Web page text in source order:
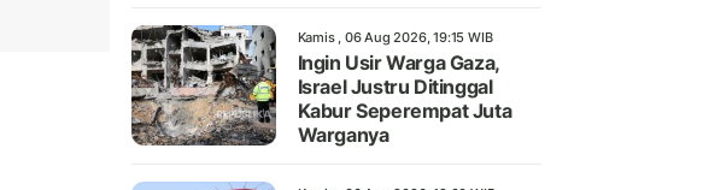
Kamis , 06 Aug 2026, 19:15 WIB
Ingin Usir Warga Gaza,
Israel Justru Ditinggal
Kabur Seperempat Juta
Warganya